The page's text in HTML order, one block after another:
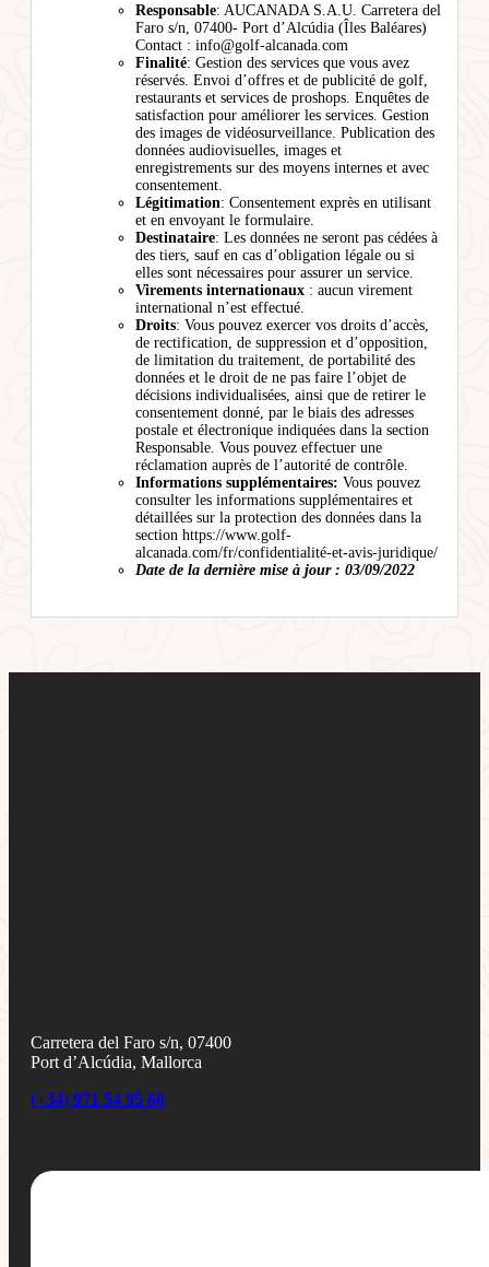
Responsable: AUCANADA S.A.U. Carretera del
Faro s/n, 07400- Port d’Alcúdia (Îles Baléares)
Contact : info@golf-alcanada.com
Finalité: Gestion des services que vous avez
réservés. Envoi d’offres et de publicité de golf,
restaurants et services de proshops. Enquêtes de
satisfaction pour améliorer les services. Gestion
des images de vidéosurveillance. Publication des
données audiovisuelles, images et
enregistrements sur des moyens internes et avec
consentement.
Légitimation: Consentement exprès en utilisant
et en envoyant le formulaire.
Destinataire: Les données ne seront pas cédées à
des tiers, sauf en cas d’obligation légale ou si
elles sont nécessaires pour assurer un service.
Virements internationaux : aucun virement
international n’est effectué.
Droits: Vous pouvez exercer vos droits d’accès,
de rectification, de suppression et d’opposition,
de limitation du traitement, de portabilité des
données et le droit de ne pas faire l’objet de
décisions individualisées, ainsi que de retirer le
consentement donné, par le biais des adresses
postale et électronique indiquées dans la section
Responsable. Vous pouvez effectuer une
réclamation auprès de l’autorité de contrôle.
Informations supplémentaires: Vous pouvez
consulter les informations supplémentaires et
détaillées sur la protection des données dans la
section https://www.golf-
alcanada.com/fr/confidentialité-et-avis-juridique/
Date de la dernière mise à jour : 03/09/2022
Carretera del Faro s/n, 07400
Port d’Alcúdia, Mallorca
(+34) 971 54 95 60